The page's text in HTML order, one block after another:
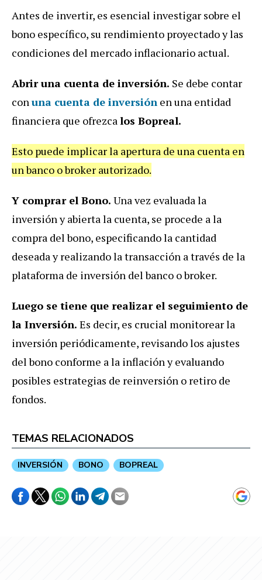
Antes de invertir, es esencial investigar sobre el
bono específico, su rendimiento proyectado y las
condiciones del mercado inflacionario actual.
Abrir una cuenta de inversión. Se debe contar
conuna cuenta de inversión en una entidad
financiera que ofrezcalos Bopreal.
Esto puede implicar la apertura de una cuenta en
un banco o broker autorizado.
Y comprar el Bono. Una vez evaluada la
inversión y abierta la cuenta, se procede a la
compra del bono, especificando la cantidad
deseada y realizando la transacción a través de la
plataforma de inversión del banco o broker.
Luego se tiene que realizar el seguimiento de
la Inversión. Es decir, es crucial monitorear la
inversión periódicamente, revisando los ajustes
del bono conforme a la inflación y evaluando
posibles estrategias de reinversión o retiro de
fondos.
TEMAS RELACIONADOS
INVERSIÓN BONO BOPREAL